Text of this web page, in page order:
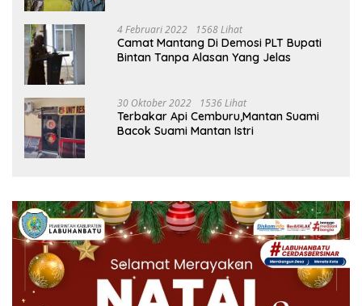
4 Februari 2022 1568 Lihat
Camat Mantang Di Demosi PLT Bupati
Bintan Tanpa Alasan Yang Jelas
30 Oktober 2022 1536 Lihat
Terbakar Api Cemburu,Mantan Suami
Bacok Suami Mantan Istri